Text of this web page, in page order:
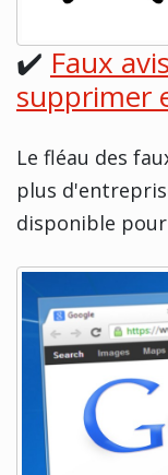
✔️ Faux
supprimer
Le fléau des
plus
disponible